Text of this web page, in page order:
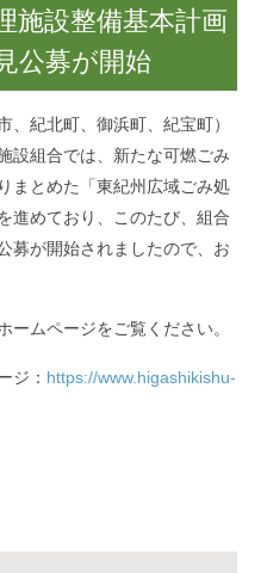
施設整備基本計画
公募が開始
、紀北町、御浜町、紀宝町）
設組合では、新たな可燃ごみ
まとめた「東紀州広域ごみ処
進めており、このたび、組合
募が開始されましたので、お
ームページをご覧ください。
ジ： https://www.higashikishu-